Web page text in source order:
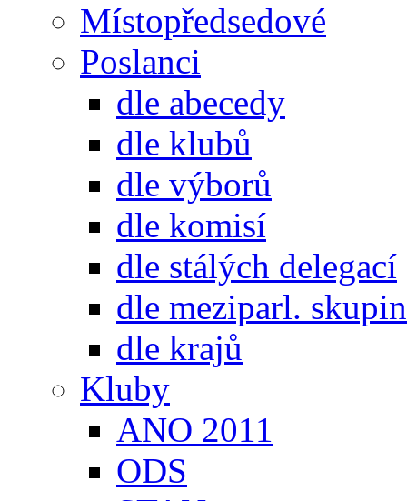
Místopředsedové
Poslanci
dle abecedy
dle klubů
dle výborů
dle komisí
dle stálých delegací
dle meziparl. skupin
dle krajů
Kluby
ANO 2011
ODS